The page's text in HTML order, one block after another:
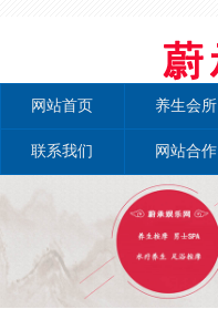
网站首页 养生会所
联系我们 网站合作